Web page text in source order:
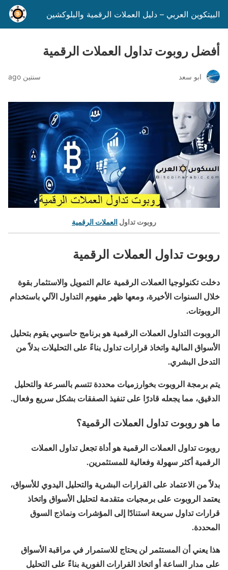
البيتكوين العربي – دليل العملات الرقمية والبلوكشين
أفضل روبوت تداول العملات الرقمية
ابو سعد سنتين ago
روبوت تداول العملات الرقمية
روبوت تداول العملات الرقمية
دخلت تكنولوجيا العملات الرقمية عالم التمويل والاستثمار بقوة
خلال السنوات الأخيرة، ومعها ظهر مفهوم التداول الآلي باستخدام
الروبوتات.
الروبوت التداول العملات الرقمية هو برنامج حاسوبي يقوم بتحليل
الأسواق المالية واتخاذ قرارات تداول بناءً على التحليلات بدلاً من
التدخل البشري.
يتم برمجة الروبوت بخوارزميات محددة تتسم بالسرعة والتحليل
الدقيق، مما يجعله قادرًا على تنفيذ الصفقات بشكل سريع وفعال.
ما هو روبوت تداول العملات الرقمية؟
روبوت تداول العملات الرقمية هو أداة تجعل تداول العملات
الرقمية أكثر سهولة وفعالية للمستثمرين.
بدلاً من الاعتماد على القرارات البشرية والتحليل اليدوي للأسواق،
يعتمد الروبوت على برمجيات متقدمة لتحليل الأسواق واتخاذ
قرارات تداول سريعة استنادًا إلى المؤشرات ونماذج السوق
المحددة.
هذا يعني أن المستثمر لن يحتاج للاستمرار في مراقبة الأسواق
على مدار الساعة أو اتخاذ القرارات الفورية بناءً على التحليل